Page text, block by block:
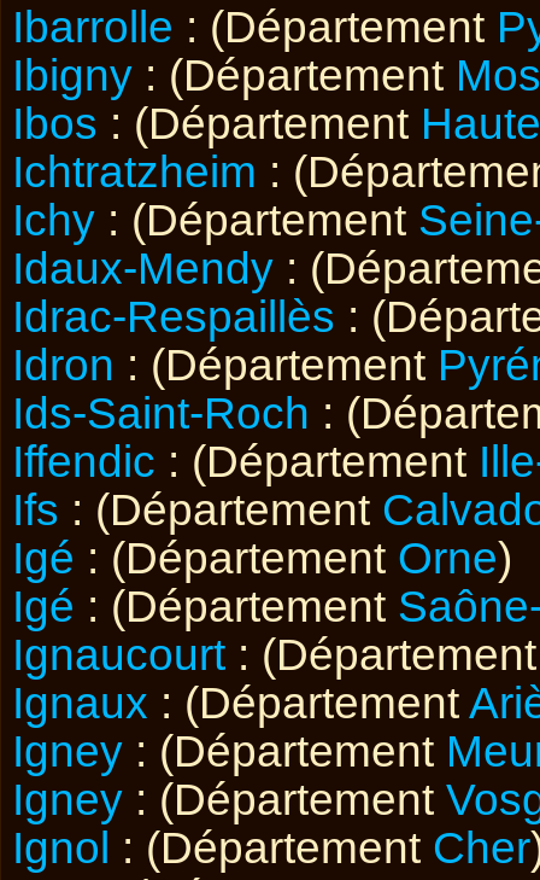
Ibarrolle : (Département
Ibigny : (Département
Ibos : (Département
Ichtratzheim :
Ichy : (Département
Idaux-Mendy :
Idrac-Respaillès :
Idron : (Département
Ids-Saint-Roch :
Iffendic : (Département
Ifs : (Département
Igé : (Département Orne)
Igé : (Département
Ignaucourt :
Ignaux : (Département
Igney : (Département
Igney : (Département
Ignol : (Département Cher